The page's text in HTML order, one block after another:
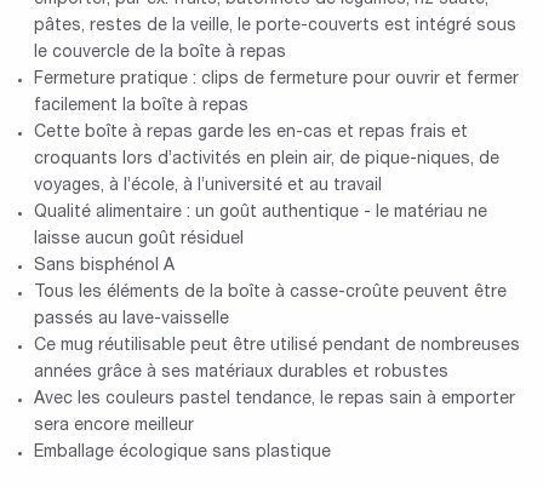
pâtes, restes de la veille, le porte-couverts est intégré sous
le couvercle de la boîte à repas
Fermeture pratique : clips de fermeture pour ouvrir et fermer
facilement la boîte à repas
Cette boîte à repas garde les en-cas et repas frais et
croquants lors d’activités en plein air, de pique-niques, de
voyages, à l’école, à l’université et au travail
Qualité alimentaire : un goût authentique - le matériau ne
laisse aucun goût résiduel
Sans bisphénol A
Tous les éléments de la boîte à casse-croûte peuvent être
passés au lave-vaisselle
Ce mug réutilisable peut être utilisé pendant de nombreuses
années grâce à ses matériaux durables et robustes
Avec les couleurs pastel tendance, le repas sain à emporter
sera encore meilleur
Emballage écologique sans plastique